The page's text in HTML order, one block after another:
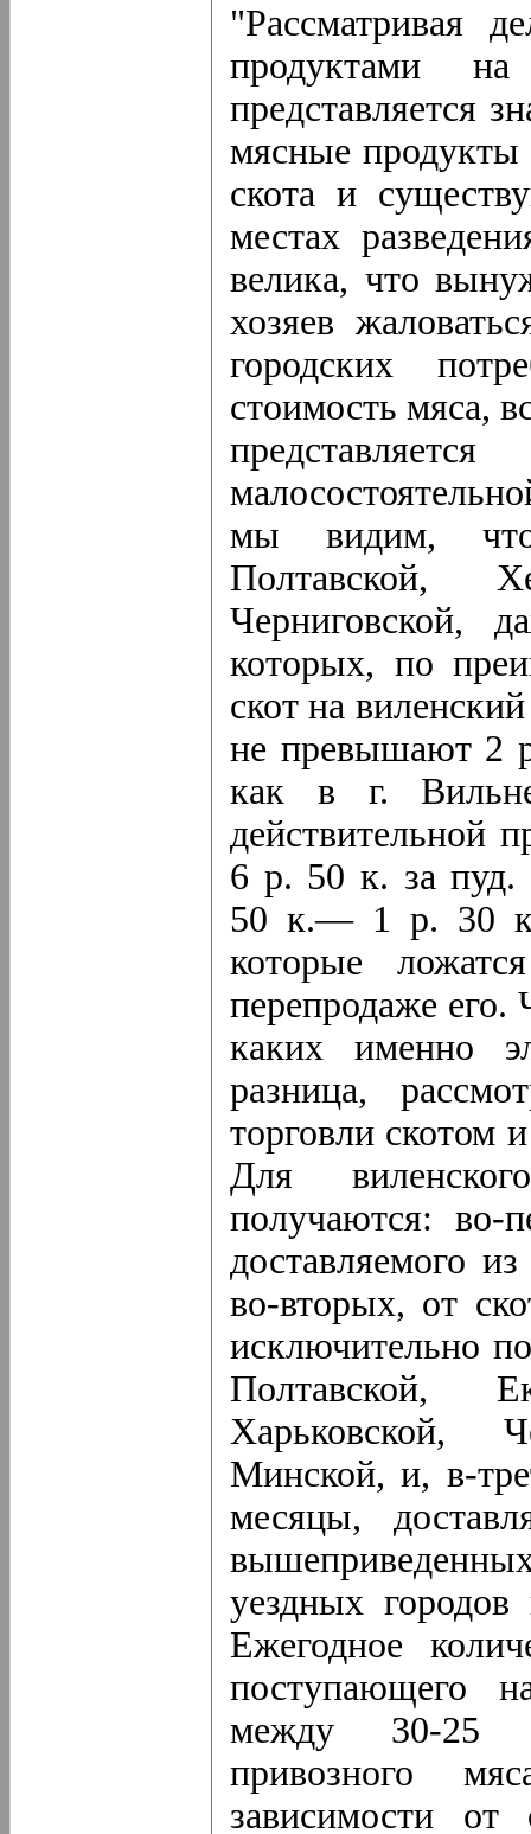
"Рассматривая
продуктами
представляется
мясные продукты
скота и
местах
велика, что
хозяев
городских
стоимость мяса,
мы видим, что
Полтавской,
Черниговской,
которых, по
скот на
не превышают 2
как в г.
действительной
6 р. 50 к. за пуд.
50 к.— 1 р. 30 к.
которые
перепродаже его.
каких именно
разница,
торговли скотом
Для
получаются: во-
доставляемого
во-вторых, от
исключительно
Полтавской,
Харьковской,
Минской, и, в-
месяцы,
уездных
Ежегодное
поступающего
между 30-25
привозного
зависимости от